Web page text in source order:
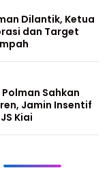
Dilantik, Ketua
dan Target
Polman Sahkan
Jamin Insentif
Kiai